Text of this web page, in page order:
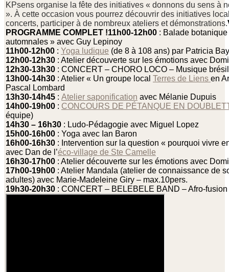
KPsens organise la fête des initiatives « donnons du sens à
». À cette occasion vous pourrez découvrir des initiatives
concerts, participer à de nombreux ateliers et démonstrations.
PROGRAMME COMPLET !11h00-12h00 : Balade
automnales » avec Guy Lepinoy
11h00-12h00 : Yoga ludique (de 8 à 108 ans) par Patricia
12h00-12h30 : Atelier découverte sur les émotions avec
12h30-13h30 : CONCERT – CHORO LOCO – Musique
13h00-14h30 : Atelier « Un groupe local Terres de Liens en
Pascal Lombard
13h30-14h45 : Atelier saponification avec Mélanie Dupuis
14h00-19h00 : CONCOURS DE PÉTANQUE EN
équipe)
14h30 – 16h30 : Ludo-Pédagogie avec Miguel Lopez
15h00-16h00 : Yoga avec Ian Baron
16h00-16h30 : Intervention sur la question « pourquoi vivre
avec Dan de l’éco-village de Ste Camelle
16h30-17h00 : Atelier découverte sur les émotions avec
17h00-19h00 : Atelier Mandala (atelier de connaissance de
adultes) avec Marie-Madeleine Giry – max.10pers.
19h30-20h30 : CONCERT – BELEBELE BAND – Afro-fusion